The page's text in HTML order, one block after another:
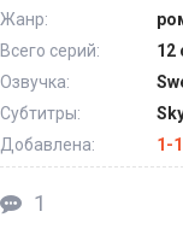
Жанр:
Всего серий:
12
Озвучка:
Субтитры:
Добавлена:
1-
1